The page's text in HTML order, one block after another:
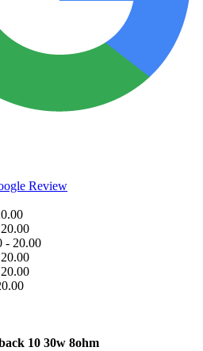
Review
- 20.00
10 30w 8ohm